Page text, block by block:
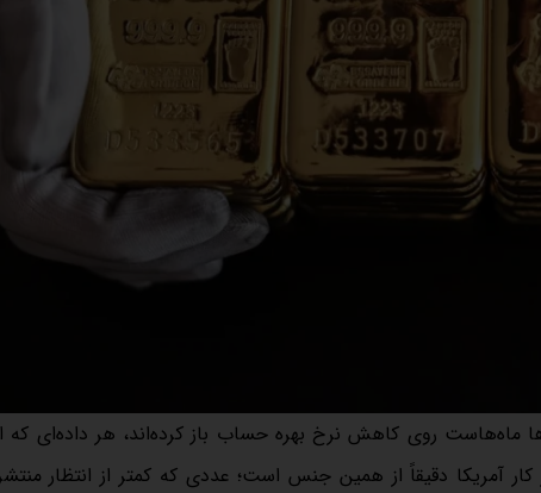
ماه‌هاست روی کاهش نرخ بهره حساب باز کرده‌اند، هر داده‌ای که
آمریکا دقیقاً از همین جنس است؛ عددی که کمتر از انتظار